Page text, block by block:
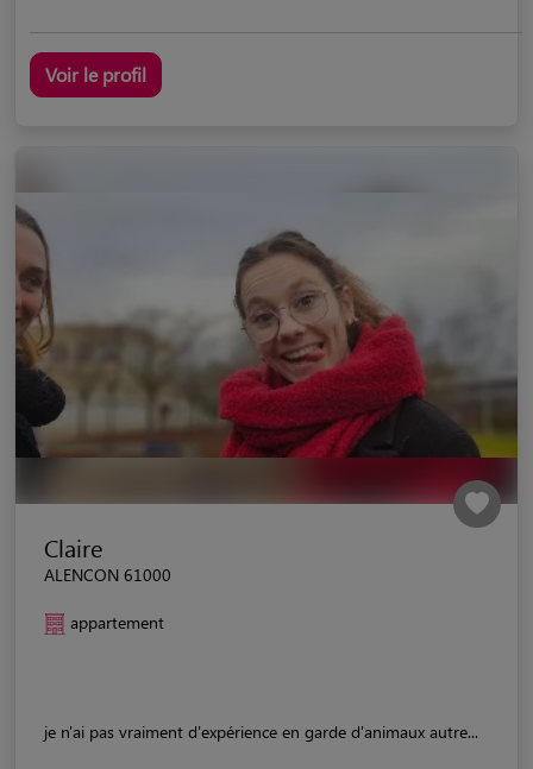
Voir le profil
Claire
ALENCON 61000
appartement
je n'ai pas vraiment d'expérience en garde d'animaux autre...